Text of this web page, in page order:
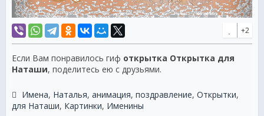
+2
Если Вам понравилось гиф открытка Открытка для
Наташи, поделитесь ею с друзьями.
Имена, Наталья, анимация, поздравление, Открытки,
для Наташи, Картинки, Именины